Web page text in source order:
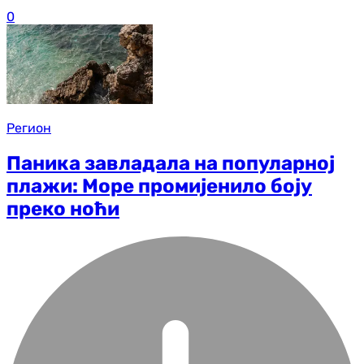
0
Регион
Паника завладала на популарној
плажи: Море промијенило боју
преко ноћи